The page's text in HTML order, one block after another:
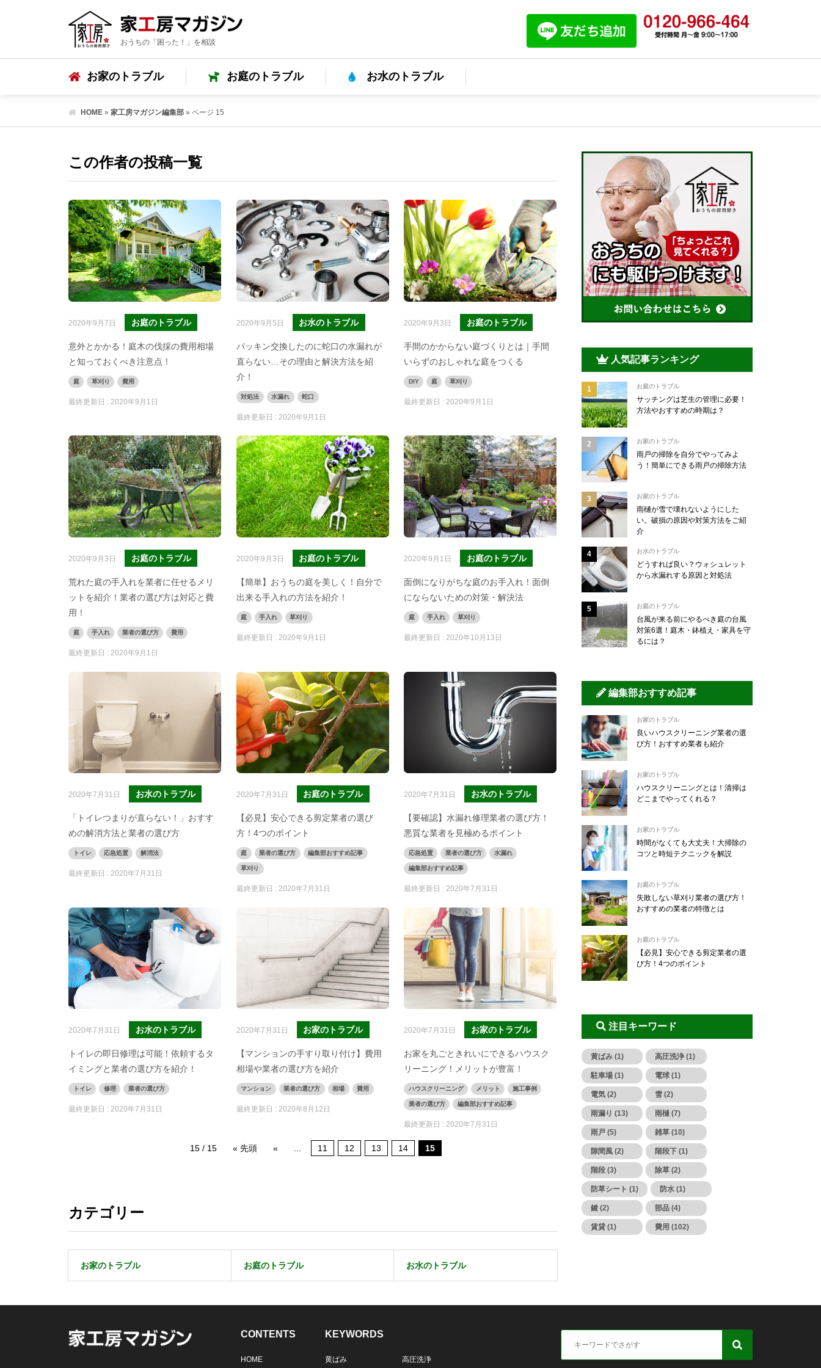
おうちの「困った！」を相談
お家のトラブル お庭のトラブル お水のトラブル
HOME » 家工房マガジン編集部 » ページ 15
この作者の投稿一覧
2020年9月7日 お庭のトラブル
意外とかかる！庭木の伐採の費用相場
と知っておくべき注意点！
庭 草刈り 費用
最終更新日 : 2020年9月1日
2020年9月5日 お水のトラブル
パッキン交換したのに蛇口の水漏れが
直らない…その理由と解決方法を紹
介！
対処法 水漏れ 蛇口
最終更新日 : 2020年9月1日
2020年9月3日 お庭のトラブル
手間のかからない庭づくりとは｜手間
いらずのおしゃれな庭をつくる
DIY 庭 草刈り
最終更新日 : 2020年9月1日
2020年9月3日 お庭のトラブル
荒れた庭の手入れを業者に任せるメリ
ットを紹介！業者の選び方は対応と費
用！
庭 手入れ 業者の選び方 費用
最終更新日 : 2020年9月1日
2020年9月3日 お庭のトラブル
【簡単】おうちの庭を美しく！自分で
出来る手入れの方法を紹介！
庭 手入れ 草刈り
最終更新日 : 2020年9月1日
2020年9月1日 お庭のトラブル
面倒になりがちな庭のお手入れ！面倒
にならないための対策・解決法
庭 手入れ 草刈り
最終更新日 :2020年10月13日
2020年7月31日 お水のトラブル
「トイレつまりが直らない！」おすす
めの解消方法と業者の選び方
トイレ 応急処置 解消法
最終更新日 : 2020年7月31日
2020年7月31日 お庭のトラブル
【必見】安心できる剪定業者の選び
方！4つのポイント
庭 業者の選び方 編集部おすすめ記事
草刈り
最終更新日 : 2020年7月31日
2020年7月31日 お水のトラブル
【要確認】水漏れ修理業者の選び方！
悪質な業者を見極めるポイント
応急処置 業者の選び方 水漏れ
編集部おすすめ記事
最終更新日 :2020年7月31日
2020年7月31日 お水のトラブル
トイレの即日修理は可能！依頼するタ
イミングと業者の選び方を紹介！
トイレ 修理 業者の選び方
最終更新日 : 2020年7月31日
2020年7月31日 お家のトラブル
【マンションの手すり取り付け】費用
相場や業者の選び方を紹介
マンション 業者の選び方 相場 費用
最終更新日 : 2020年8月12日
2020年7月31日 お家のトラブル
お家を丸ごときれいにできるハウスク
リーニング！メリットが豊富！
ハウスクリーニング メリット 施工事例
業者の選び方 編集部おすすめ記事
最終更新日 :2020年7月31日
15 / 15 « 先頭 « 11 12 13 14 15
カテゴリー
お家のトラブル お庭のトラブル お水のトラブル
人気記事ランキング
お庭のトラブル
サッチングは芝生の管理に必要！
方法やおすすめの時期は？
お家のトラブル
雨戸の掃除を自分でやってみよ
う！簡単にできる雨戸の掃除方法
お家のトラブル
雨樋が雪で壊れないようにした
い。破損の原因や対策方法をご紹
介
お水のトラブル
どうすれば良い？ウォシュレット
から水漏れする原因と対処法
お庭のトラブル
台風が来る前にやるべき庭の台風
対策6選！庭木・鉢植え・家具を守
るには？
編集部おすすめ記事
お家のトラブル
良いハウスクリーニング業者の選
び方！おすすめ業者も紹介
お家のトラブル
ハウスクリーニングとは！清掃は
どこまでやってくれる？
お家のトラブル
時間がなくても大丈夫！大掃除の
コツと時短テクニックを解説
お庭のトラブル
失敗しない草刈り業者の選び方！
おすすめの業者の特徴とは
お庭のトラブル
【必見】安心できる剪定業者の選
び方！4つのポイント
注目キーワード
黄ばみ (1) 高圧洗浄 (1)
駐車場 (1) 電球 (1)
電気 (2) 雪 (2)
雨漏り (13) 雨樋 (7)
雨戸 (5) 雑草 (10)
隙間風 (2) 階段下 (1)
階段 (3) 除草 (2)
防草シート (1) 防水 (1)
鍵 (2) 部品 (4)
賃貸 (1) 費用 (102)
CONTENTS
HOME
KEYWORDS
黄ばみ 高圧洗浄